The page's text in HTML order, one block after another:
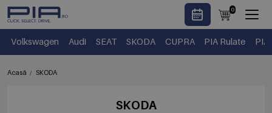
0
Volkswagen Audi SEAT SKODA CUPRA PIA Rulate PIA
Acasă SKODA
SKODA